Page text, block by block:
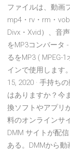
ファイルは、動画
mp4・rv・rm・
Divx・Xvid）、音
をMP3コンバータ
るをMP3 ( MPEG-
インで使用します
15, 2020 · 手持ち
はありますか？今
換ソフトやアプリ
料のオンラインサ
DMM サイトが配
ある。DMMから